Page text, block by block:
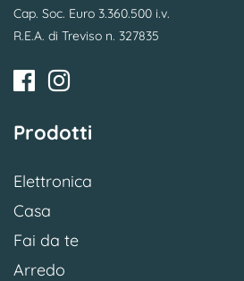
Cap. Soc. Euro 3.360.500 i.v.
R.E.A. di Treviso n. 327835
Prodotti
Elettronica
Casa
Fai da te
Arredo